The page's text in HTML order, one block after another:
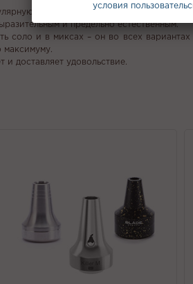
газировку «Тархун» с
и предельно естественным.
соло и в миксах – он во всех
максимуму.
и доставляет удовольствие.
условия